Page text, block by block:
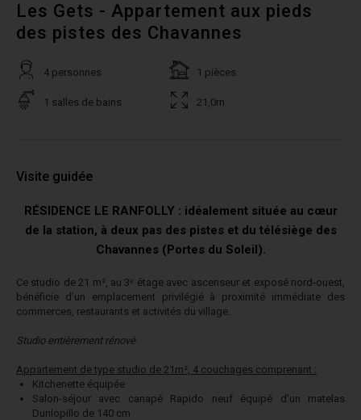
Les Gets - Appartement aux pieds
des pistes des Chavannes
4 personnes 1 pièces
1 salles de bains 21,0m
Visite guidée
RÉSIDENCE LE RANFOLLY : idéalement située au cœur
de la station, à deux pas des pistes et du télésiège des
Chavannes (Portes du Soleil).
Ce studio de 21 m², au 3ᵉ étage avec ascenseur et exposé nord-ouest,
bénéficie d’un emplacement privilégié à proximité immédiate des
commerces, restaurants et activités du village.
Studio entièrement rénové
Appartement de type studio de 21m², 4 couchages comprenant :
Kitchenette équipée
Salon-séjour avec canapé Rapido neuf équipé d’un matelas
Dunlopillo de 140 cm